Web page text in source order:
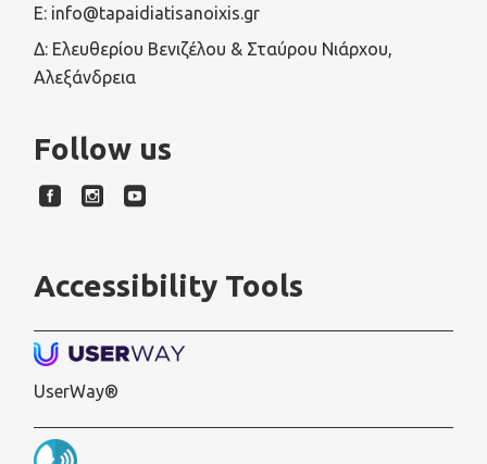
E: info@tapaidiatisanoixis.gr
Δ: Ελευθερίου Βενιζέλου & Σταύρου Νιάρχου,
Αλεξάνδρεια
Follow us
Accessibility Tools
UserWay®